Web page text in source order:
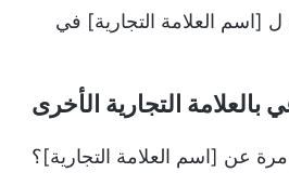
[اسم العلامة التجارية] في
بالعلامة التجارية الأخرى
عن [اسم العلامة التجارية]؟